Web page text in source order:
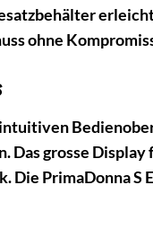
ohne
grosse
Die PrimaDonna